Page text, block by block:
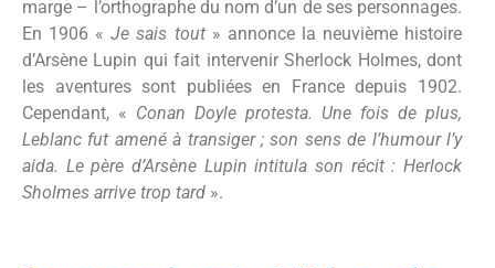
marge – l’orthographe du nom d’un de ses personnages.
En 1906 «Je sais tout» annonce la neuvième histoire
d’Arsène Lupin qui fait intervenir Sherlock Holmes, dont
les aventures sont publiées en France depuis 1902.
Cependant, « Conan Doyle protesta. Une fois de plus,
Leblanc fut amené à transiger ; son sens de l’humour l’y
aida. Le père d’Arsène Lupin intitula son récit : Herlock
Sholmes arrive trop tard ».